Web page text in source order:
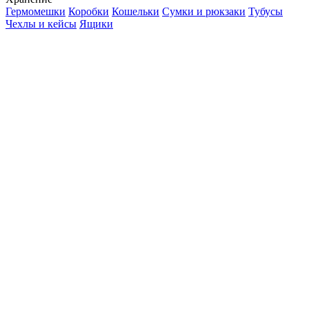
Гермомешки Коробки Кошельки Сумки и рюкзаки Тубусы
Чехлы и кейсы Ящики